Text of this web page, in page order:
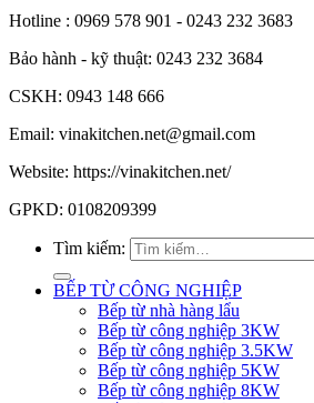
Hotline : 0969 578 901 - 0243 232 3683
Bảo hành - kỹ thuật: 0243 232 3684
CSKH: 0943 148 666
Email: vinakitchen.net@gmail.com
Website: https://vinakitchen.net/
GPKD: 0108209399
Tìm kiếm:
BẾP TỪ CÔNG NGHIỆP
Bếp từ nhà hàng lẩu
Bếp từ công nghiệp 3KW
Bếp từ công nghiệp 3.5KW
Bếp từ công nghiệp 5KW
Bếp từ công nghiệp 8KW